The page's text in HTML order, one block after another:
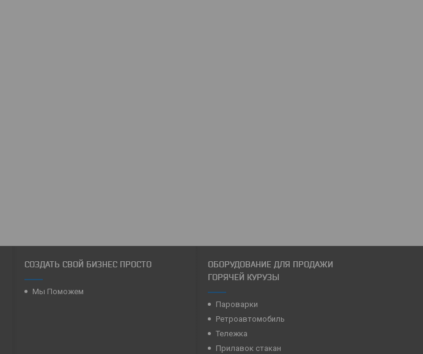
СОЗДАТЬ СВОЙ БИЗНЕС ПРОСТО
Мы Поможем
ОБОРУДОВАНИЕ ДЛЯ ПРОДАЖИ
ГОРЯЧЕЙ КУРУЗЫ
Пароварки
Ретроавтомобиль
Тележка
Прилавок стакан